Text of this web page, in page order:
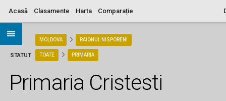
Acasă Clasamente Harta Comparație
STATUT
MOLDOVA RAIONUL NISPORENI
TOATE PRIMARIA
Primaria Cristesti